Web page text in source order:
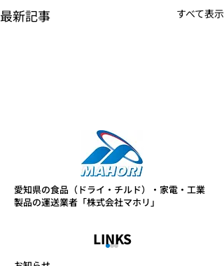
最新記事 すべて表示
愛知県の食品（ドライ・チルド）・家電・工業
製品の運送業者「株式会社マホリ」
LINKS